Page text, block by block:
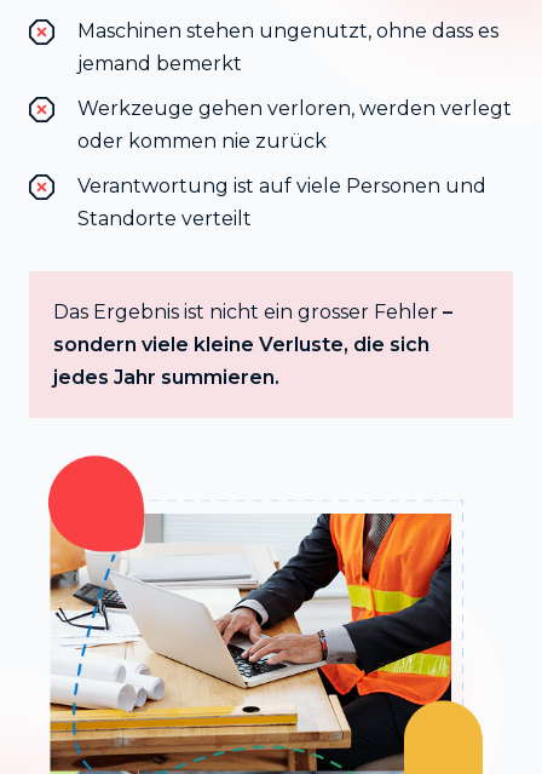
Maschinen stehen ungenutzt, ohne dass es
jemand bemerkt
Werkzeuge gehen verloren, werden verlegt
oder kommen nie zurück
Verantwortung ist auf viele Personen und
Standorte verteilt
Das Ergebnis ist nicht ein grosser Fehler –
sondern viele kleine Verluste, die sich
jedes Jahr summieren.